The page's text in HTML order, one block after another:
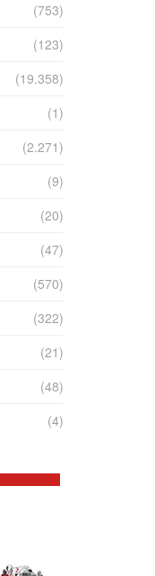
(753)
(123)
(19.358)
(1)
(2.271)
(9)
(20)
(47)
(570)
(322)
(21)
(48)
(4)